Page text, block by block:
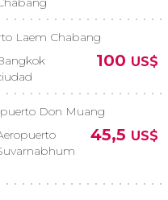
Laem Chabang
100 US$
Don Muang
45,5 US$